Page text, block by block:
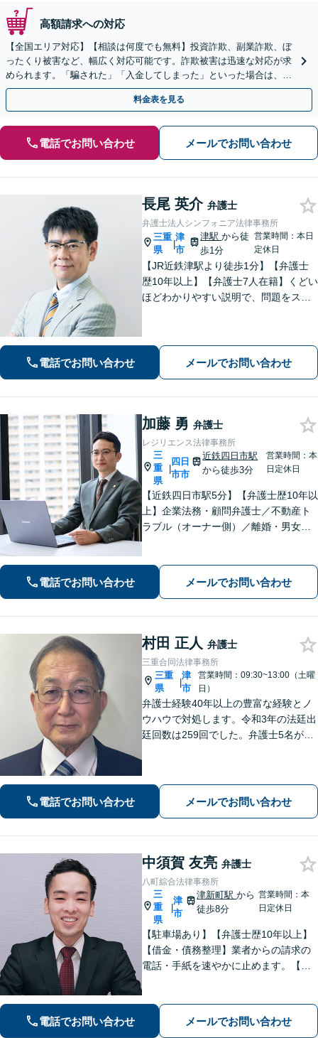
高額請求への対応
【全国エリア対応】【相談は何度でも無料】投資詐欺、副業詐欺、ぼ
ったくり被害など、幅広く対応可能です。詐欺被害は迅速な対応が求
められます。「騙された」「入金してしまった」といった場合は、お
早めにご相談ください。【電話・メール・WEB相談可】
料金表を見る
電話でお問い合わせ メールでお問い合わせ
長尾 英介 弁護士
弁護士法人シンフォニア法律事務所
三重
県
|
津
市
津駅から徒
歩1分
営業時間：本日
定休日
【JR近鉄津駅より徒歩1分】【弁護士
歴10年以上】【弁護士7人在籍】くどい
ほどわかりやすい説明で、問題をスム
数【借金・債務整理】自己破産で、借
金を0にできる可能性があります。
電話でお問い合わせ メールでお問い合わせ
加藤 勇 弁護士
レジリエンス法律事務所
三
重
県
|
四日
市市
近鉄四日市駅
から徒歩3分
営業時間：本
日定休日
【近鉄四日市駅5分】【弁護士歴10年以
上】企業法務・顧問弁護士／不動産ト
ラブル（オーナー側）／離婚・男女問
てまいります【多才な他士業との連携
が強み】【完全個室でご相談】
電話でお問い合わせ メールでお問い合わせ
村田 正人 弁護士
三重合同法律事務所
三重
県
|
津
市
営業時間：09:30~13:00（土曜
日）
弁護士経験40年以上の豊富な経験とノ
ウハウで対処します。令和3年の法廷出
廷回数は259回でした。弁護士5名が過
電話でお問い合わせ メールでお問い合わせ
中須賀 友亮 弁護士
八町綜合法律事務所
三
重
県
|
津
市
津新町駅から
徒歩8分
営業時間：本
日定休日
【駐車場あり】【弁護士歴10年以上】
【借金・債務整理】業者からの請求の
電話・手紙を速やかに止めます。【交
ます。【分割払い利用可】【当日・夜
間の面談可】【完全個室で対応】
電話でお問い合わせ メールでお問い合わせ